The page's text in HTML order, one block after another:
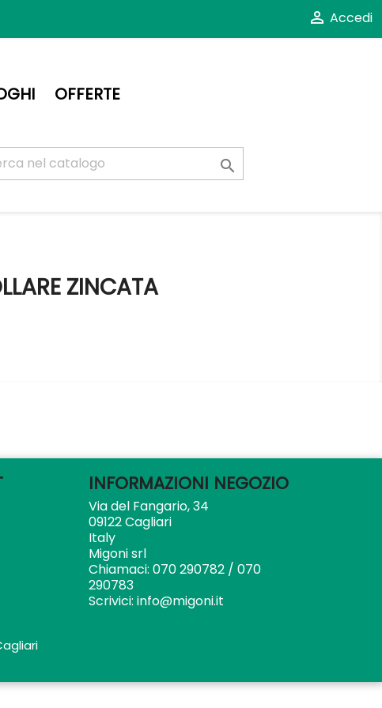
 Accedi
OFFERTE

ZINCATA
INFORMAZIONI NEGOZIO
Via del Fangario, 34
09122 Cagliari
Italy
Migoni srl
Chiamaci: 070 290782 / 070
290783
Scrivici: info@migoni.it